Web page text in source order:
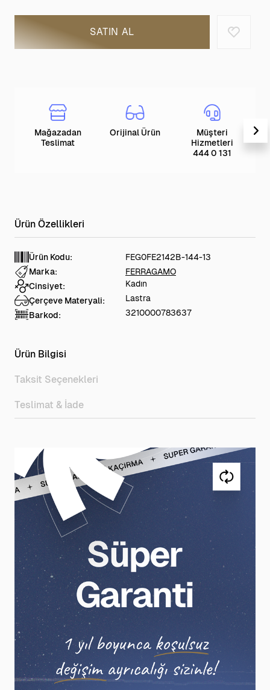
SATIN AL
Mağazadan
Teslimat
Orijinal Ürün
Müşteri
Hizmetleri
444 0 131
Ürün Kodu:
FEG0FE2142B-144-13
Marka:
FERRAGAMO
Cinsiyet:
Kadın
Çerçeve Materyali:
Lastra
Barkod:
3210000783637
Ürün Bilgisi
Taksit Seçenekleri
Teslimat & İade